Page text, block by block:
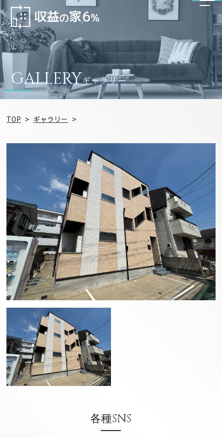
GALLERYギャラリー
TOP ギャラリー
各種SNS